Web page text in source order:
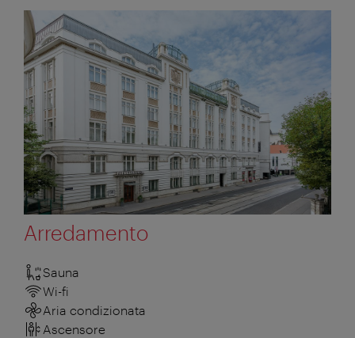
Arredamento
Sauna
Wi-fi
Aria condizionata
Ascensore